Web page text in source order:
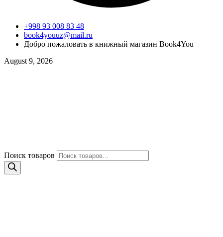
+998 93 008 83 48
book4youuz@mail.ru
Добро пожаловать в книжный магазин Book4You
August 9, 2026
Поиск товаров